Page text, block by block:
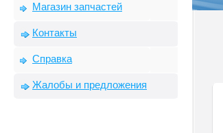
Магазин запчастей
Контакты
Справка
Жалобы и предложения